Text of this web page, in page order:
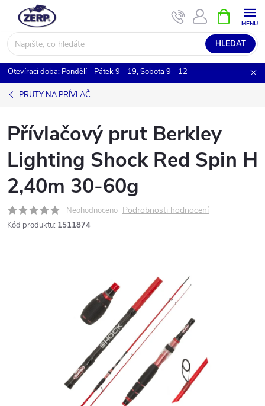
obsah
HLEDAT
NÁKUPNÍ
KOŠÍK
Otevírací doba: Pondělí - Pátek 9 - 19, Sobota 9 - 12
PRUTY NA PRÍVLAČ
Přívlačový prut Berkley
Lighting Shock Red Spin H
2,40m 30-60g
Neohodnoceno Podrobnosti hodnocení
Kód produktu: 1511874